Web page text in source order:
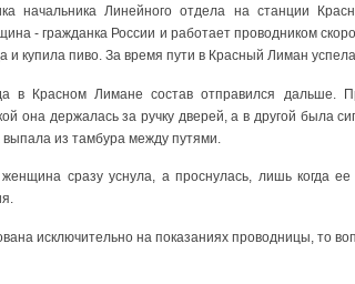
начальника Линейного отдела на станции
- гражданка России и работает проводником
купила пиво. За время пути в Красный Лиман
в Красном Лимане состав отправился дальше.
она держалась за ручку дверей, а в другой была
выпала из тамбура между путями.
сразу уснула, а проснулась, лишь когда
исключительно на показаниях проводницы, то